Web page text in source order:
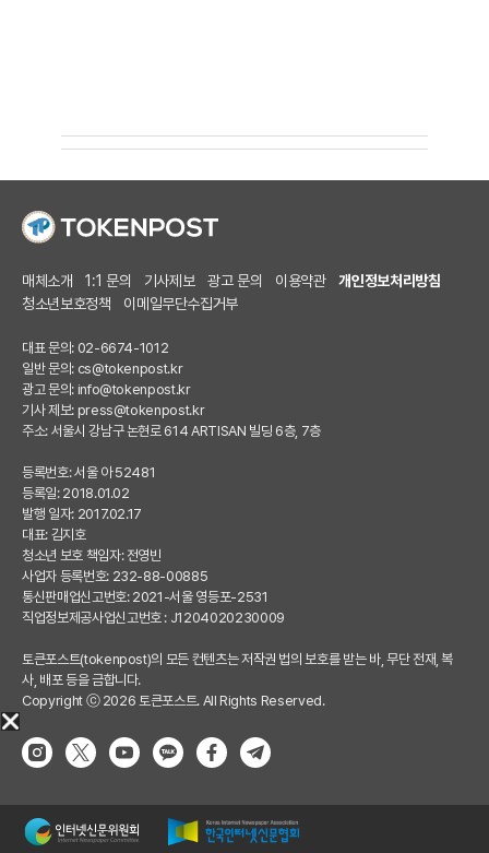
매체소개 1:1 문의 기사제보 광고 문의 이용약관
개인정보처리방침
청소년보호정책
이메일무단수집거부
대표 문의: 02-6674-1012
일반 문의: cs@tokenpost.kr
광고 문의: info@tokenpost.kr
기사 제보: press@tokenpost.kr
주소: 서울시 강남구 논현로 614 ARTISAN 빌딩 6층, 7층
등록번호: 서울 아 52481
등록일: 2018.01.02
발행 일자: 2017.02.17
대표: 김지호
청소년 보호 책임자: 전영빈
사업자 등록번호: 232-88-00885
통신판매업신고번호: 2021-서울 영등포-2531
직업정보제공사업신고번호 : J1204020230009
토큰포스트(tokenpost)의 모든 컨텐츠는 저작권 법의 보호를 받는 바, 무단 전재, 복
사, 배포 등을 금합니다.
Copyright ⓒ 2026 토큰포스트. All Rights Reserved.